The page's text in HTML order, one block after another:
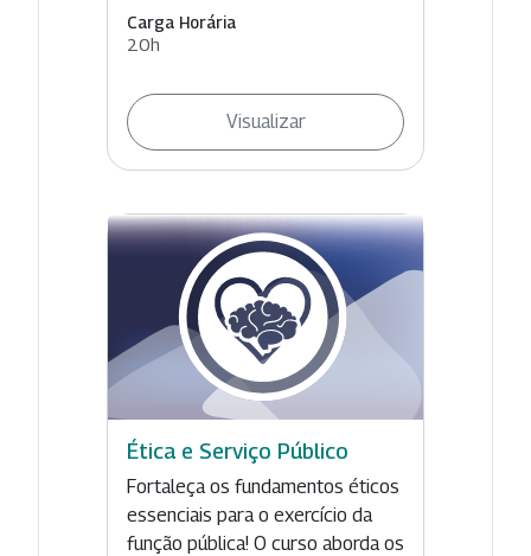
Carga Horária
20h
Visualizar
Ética e Serviço Público
Fortaleça os fundamentos éticos
essenciais para o exercício da
função pública! O curso aborda os